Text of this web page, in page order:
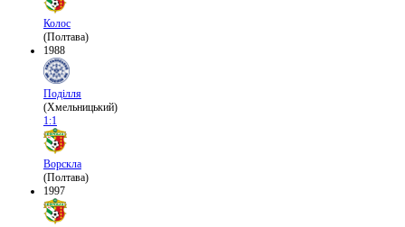
Колос
(Полтава)
1988
Поділля
(Хмельницький)
1:1
Ворскла
(Полтава)
1997